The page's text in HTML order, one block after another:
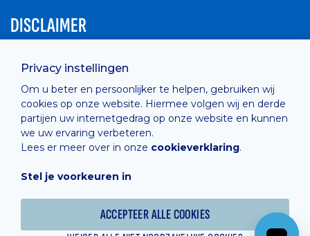
Privacy instellingen
Om u beter en persoonlijker te helpen, gebruiken wij
cookies op onze website. Hiermee volgen wij en derde
partijen uw internetgedrag op onze website en kunnen
we uw ervaring verbeteren.
Lees er meer over in onze cookieverklaring.
Stel je voorkeuren in
ACCEPTEER ALLE COOKIES
DISCLAIMER
Privacy Policy
Cashless
verkoopsvoorwaarden
Cookie Policy
Hosted by Combell